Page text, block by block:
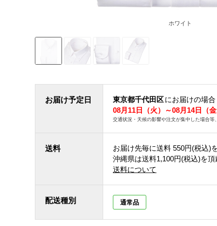
ホワイト
お届け予定日 東京都千代田区にお届けの場合
08月11日（火）～08月14日（
交通状況・天候の影響や注文が集中した場合
送料 お届け先毎に送料 550円(税込)
沖縄県は送料1,100円(税込)を
送料について
配送種別 通常品